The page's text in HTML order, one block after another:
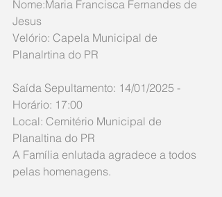
Nome:Maria Francisca Fernandes de
Jesus
Velório: Capela Municipal de
Planalrtina do PR
Saída Sepultamento: 14/01/2025 -
Horário: 17:00
Local: Cemitério Municipal de
Planaltina do PR
A Família enlutada agradece a todos
pelas homenagens.